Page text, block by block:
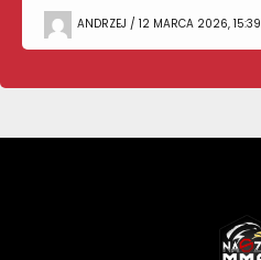
ANDRZEJ / 12 MARCA 2026, 15:39